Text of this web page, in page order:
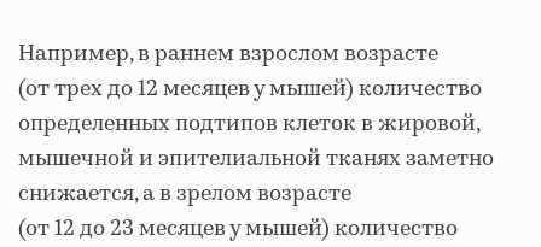
Например, в раннем взрослом возрасте
(от трех до 12 месяцев у мышей) количество
определенных подтипов клеток в жировой,
мышечной и эпителиальной тканях заметно
снижается, а в зрелом возрасте
(от 12 до 23 месяцев у мышей) количество